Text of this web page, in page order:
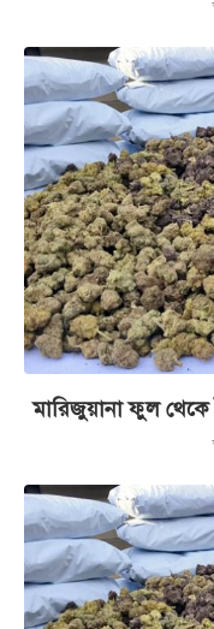
মারিজুয়ানা ফুল